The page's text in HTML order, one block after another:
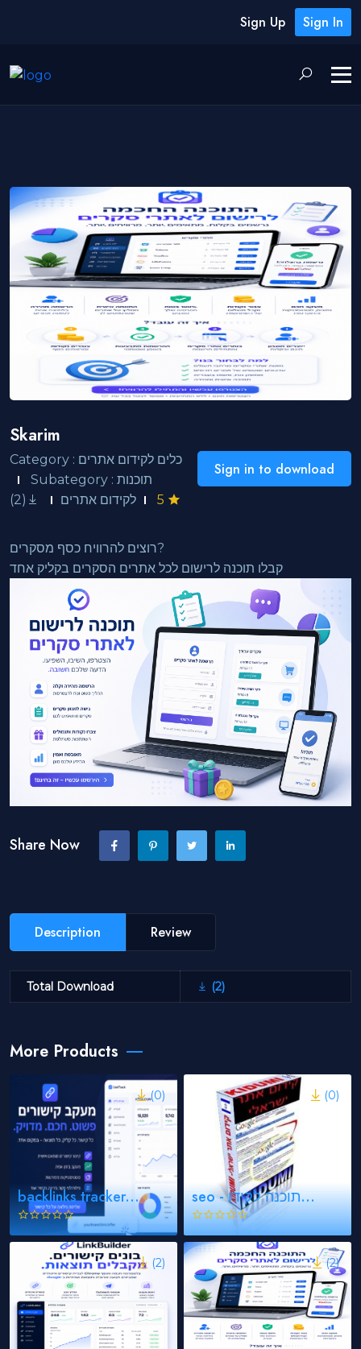
Sign Up Sign In
Skarim
Category : כלים לקידום אתרים
Subategory : תוכנות
לקידום אתרים
(2) 5
Sign in to download
רוצים להרוויח כסף מסקרים?
קבלו תוכנה לרישום לכל אתרים הסקרים בקליק אחד
Share Now
Description Review
Total Download (2)
More Products
(0)
backlinks tracker...
(0)
seo - תוכנה לקידו...
(2) (2)